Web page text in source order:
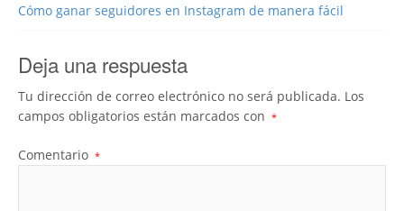
Cómo ganar seguidores en Instagram de manera fácil
Deja una respuesta
Tu dirección de correo electrónico no será publicada. Los
campos obligatorios están marcados con *
Comentario *